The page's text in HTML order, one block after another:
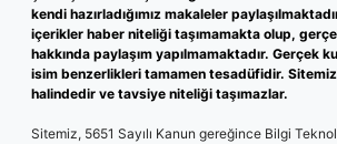
kendi hazırladığımız makaleler
içerikler haber niteliği taşımamakta olup,
hakkında paylaşım yapılmamaktadır. Gerçek
isim benzerlikleri tamamen tesadüfidir.
halindedir ve tavsiye niteliği taşımazlar.
Sitemiz, 5651 Sayılı Kanun gereğince Bilgi